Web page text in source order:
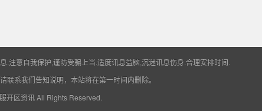
注意自我保护,谨防受骗上当.适度讯息益脑,沉迷讯息伤身.合理安排时间.
系我们告知说明，本站将在第一时间内删除。
开区资讯All Rights Reserved.